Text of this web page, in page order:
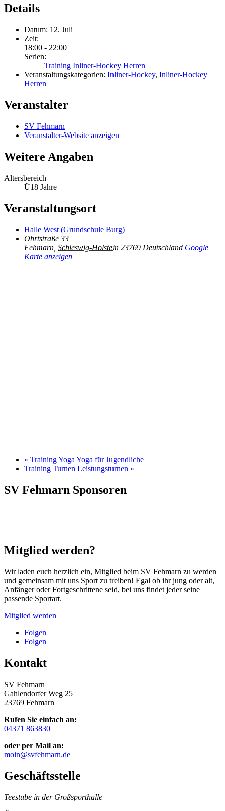
Details
Datum: 12. Juli
Zeit:
18:00 - 22:00
Serien:
Training Inliner-Hockey Herren
Veranstaltungskategorien: Inliner-Hockey, Inliner-Hockey
Herren
Veranstalter
SV Fehmarn
Veranstalter-Website anzeigen
Weitere Angaben
Altersbereich
Ü18 Jahre
Veranstaltungsort
Halle West (Grundschule Burg)
Ohrtstraße 33
Fehmarn Schleswig-Holstein 23769 Deutschland Google
Karte anzeigen
« Training Yoga Yoga für Jugendliche
Training Turnen Leistungsturnen »
SV Fehmarn Sponsoren
Mitglied werden?
Wir laden euch herzlich ein, Mitglied beim SV Fehmarn zu werden
und gemeinsam mit uns Sport zu treiben! Egal ob ihr jung oder alt,
Anfänger oder Fortgeschrittene seid, bei uns findet jeder seine
passende Sportart.
Mitglied werden
Folgen
Folgen
Kontakt
SV Fehmarn
Gahlendorfer Weg 25
23769 Fehmarn
Rufen Sie einfach an:
04371 863830
oder per Mail an:
moin@svfehmarn.de
Geschäftsstelle
Teestube in der Großsporthalle